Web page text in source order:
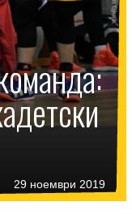
29 ноември 2019